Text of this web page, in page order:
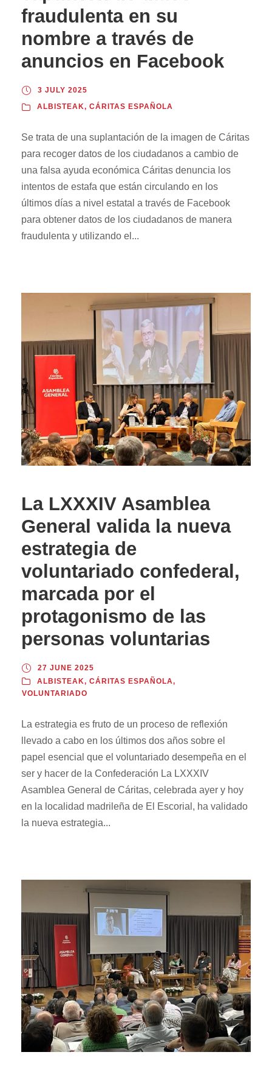
fraudulenta en su
nombre a través de
anuncios en Facebook
3 JULY 2025
ALBISTEAK, CÁRITAS ESPAÑOLA
Se trata de una suplantación de la imagen de Cáritas
para recoger datos de los ciudadanos a cambio de
una falsa ayuda económica Cáritas denuncia los
intentos de estafa que están circulando en los
últimos días a nivel estatal a través de Facebook
para obtener datos de los ciudadanos de manera
fraudulenta y utilizando el...
La LXXXIV Asamblea
General valida la nueva
estrategia de
voluntariado confederal,
marcada por el
protagonismo de las
personas voluntarias
27 JUNE 2025
ALBISTEAK, CÁRITAS ESPAÑOLA,
VOLUNTARIADO
La estrategia es fruto de un proceso de reflexión
llevado a cabo en los últimos dos años sobre el
papel esencial que el voluntariado desempeña en el
ser y hacer de la Confederación La LXXXIV
Asamblea General de Cáritas, celebrada ayer y hoy
en la localidad madrileña de El Escorial, ha validado
la nueva estrategia...